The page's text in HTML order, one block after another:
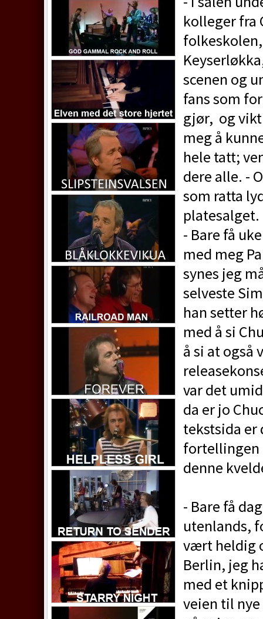
kolleger fra
scenen og
fans som
gjør, og
meg å
hele tatt;
dere alle. -
som ratta
platesalget.
- Bare få
med meg
synes jeg
selveste
han setter
med å si
å si at også
var det
da er jo
tekstsida er
fortellingen
denne
- Bare få
utenlands,
vært heldig
Berlin, jeg
med et
veien til